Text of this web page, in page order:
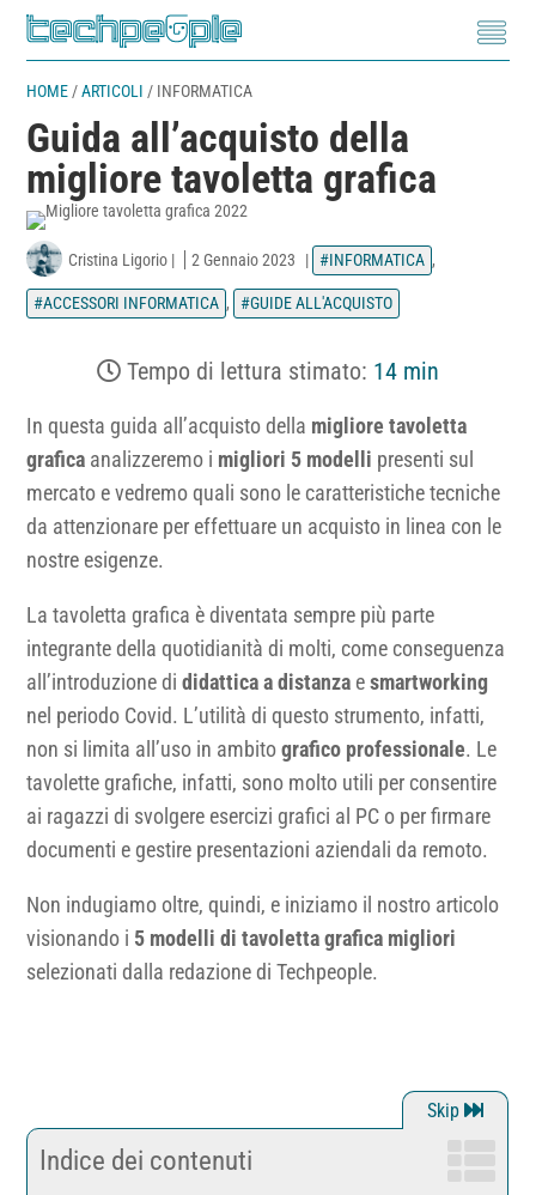
HOME /ARTICOLI / INFORMATICA
Guida all’acquisto della
migliore tavoletta grafica
Cristina Ligorio | 2 Gennaio 2023 | INFORMATICA ,
ACCESSORI INFORMATICA , GUIDE ALL'ACQUISTO
Tempo di lettura stimato: 14 min
In questa guida all’acquisto della migliore tavoletta
grafica analizzeremo i migliori 5 modelli presenti sul
mercato e vedremo quali sono le caratteristiche tecniche
da attenzionare per effettuare un acquisto in linea con le
nostre esigenze.
La tavoletta grafica è diventata sempre più parte
integrante della quotidianità di molti, come conseguenza
all’introduzione dididattica a distanza esmartworking
nel periodo Covid. L’utilità di questo strumento, infatti,
non si limita all’uso in ambitografico professionale. Le
tavolette grafiche, infatti, sono molto utili per consentire
ai ragazzi di svolgere esercizi grafici al PC o per firmare
documenti e gestire presentazioni aziendali da remoto.
Non indugiamo oltre, quindi, e iniziamo il nostro articolo
visionando i 5 modelli di tavoletta grafica migliori
selezionati dalla redazione di Techpeople.
Indice dei contenuti